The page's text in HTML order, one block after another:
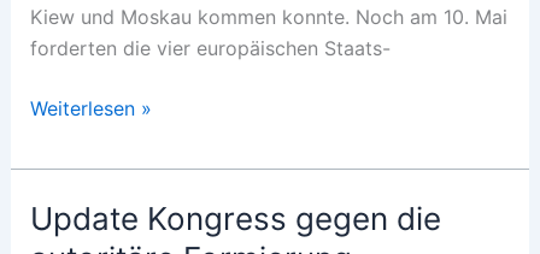
Kiew und Moskau kommen konnte. Noch am 10. Mai
forderten die vier europäischen Staats-
Russland
es
eilig
Weiterlesen »
Update Kongress gegen die